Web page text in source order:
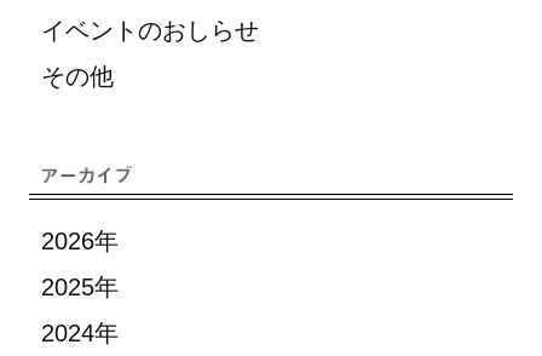
イベントのおしらせ
その他
2026年
2025年
2024年